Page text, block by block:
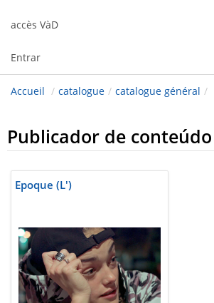
accès VàD
Entrar
Accueil / catalogue / catalogue général /
Publicador de conteúdo
Epoque (L')